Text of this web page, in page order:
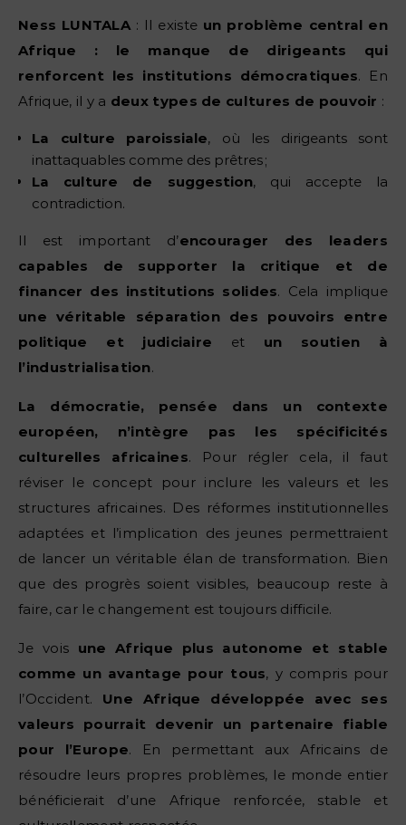
Ness LUNTALA: Il existe un problème central en
Afrique : le manque de dirigeants qui
renforcent les institutions démocratiques. En
Afrique, il y a deux types de cultures de pouvoir :
La culture paroissiale, où les dirigeants sont
inattaquables comme des prêtres ;
La culture de suggestion, qui accepte la
contradiction.
Il est important d’encourager des leaders
capables de supporter la critique et de
financer des institutions solides. Cela implique
une véritable séparation des pouvoirs entre
politique et judiciaire et un soutien à
l’industrialisation.
La démocratie, pensée dans un contexte
européen, n’intègre pas les spécificités
culturelles africaines. Pour régler cela, il faut
réviser le concept pour inclure les valeurs et les
structures africaines. Des réformes institutionnelles
adaptées et l’implication des jeunes permettraient
de lancer un véritable élan de transformation. Bien
que des progrès soient visibles, beaucoup reste à
faire, car le changement est toujours difficile.
Je vois une Afrique plus autonome et stable
comme un avantage pour tous, y compris pour
l’Occident. Une Afrique développée avec ses
valeurs pourrait devenir un partenaire fiable
pour l’Europe. En permettant aux Africains de
résoudre leurs propres problèmes, le monde entier
bénéficierait d’une Afrique renforcée, stable et